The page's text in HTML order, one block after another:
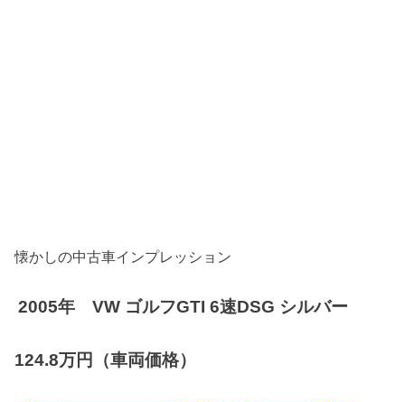
懐かしの中古車インプレッション
2005年 VW ゴルフGTI 6速DSG シルバー
124.8万円（車両価格）